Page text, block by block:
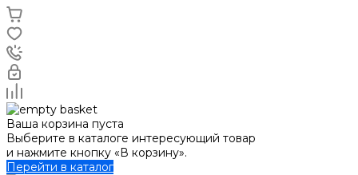
Ваша корзина пуста
Выберите в каталоге интересующий товар
и нажмите кнопку «В корзину».
Перейти в каталог